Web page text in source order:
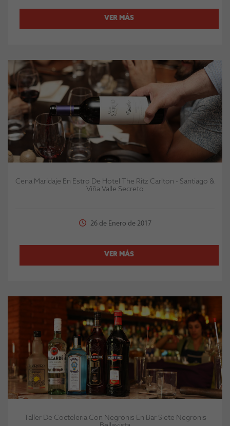
VER MÁS
Cena Maridaje En Estro De Hotel The Ritz Carlton - Santiago &
Viña Valle Secreto
26 de Enero de 2017
VER MÁS
Taller De Cocteleria Con Negronis En Bar Siete Negronis